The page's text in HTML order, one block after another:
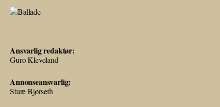
Ansvarlig redaktør:
Guro Kleveland
Annonseansvarlig:
Sture Bjørseth